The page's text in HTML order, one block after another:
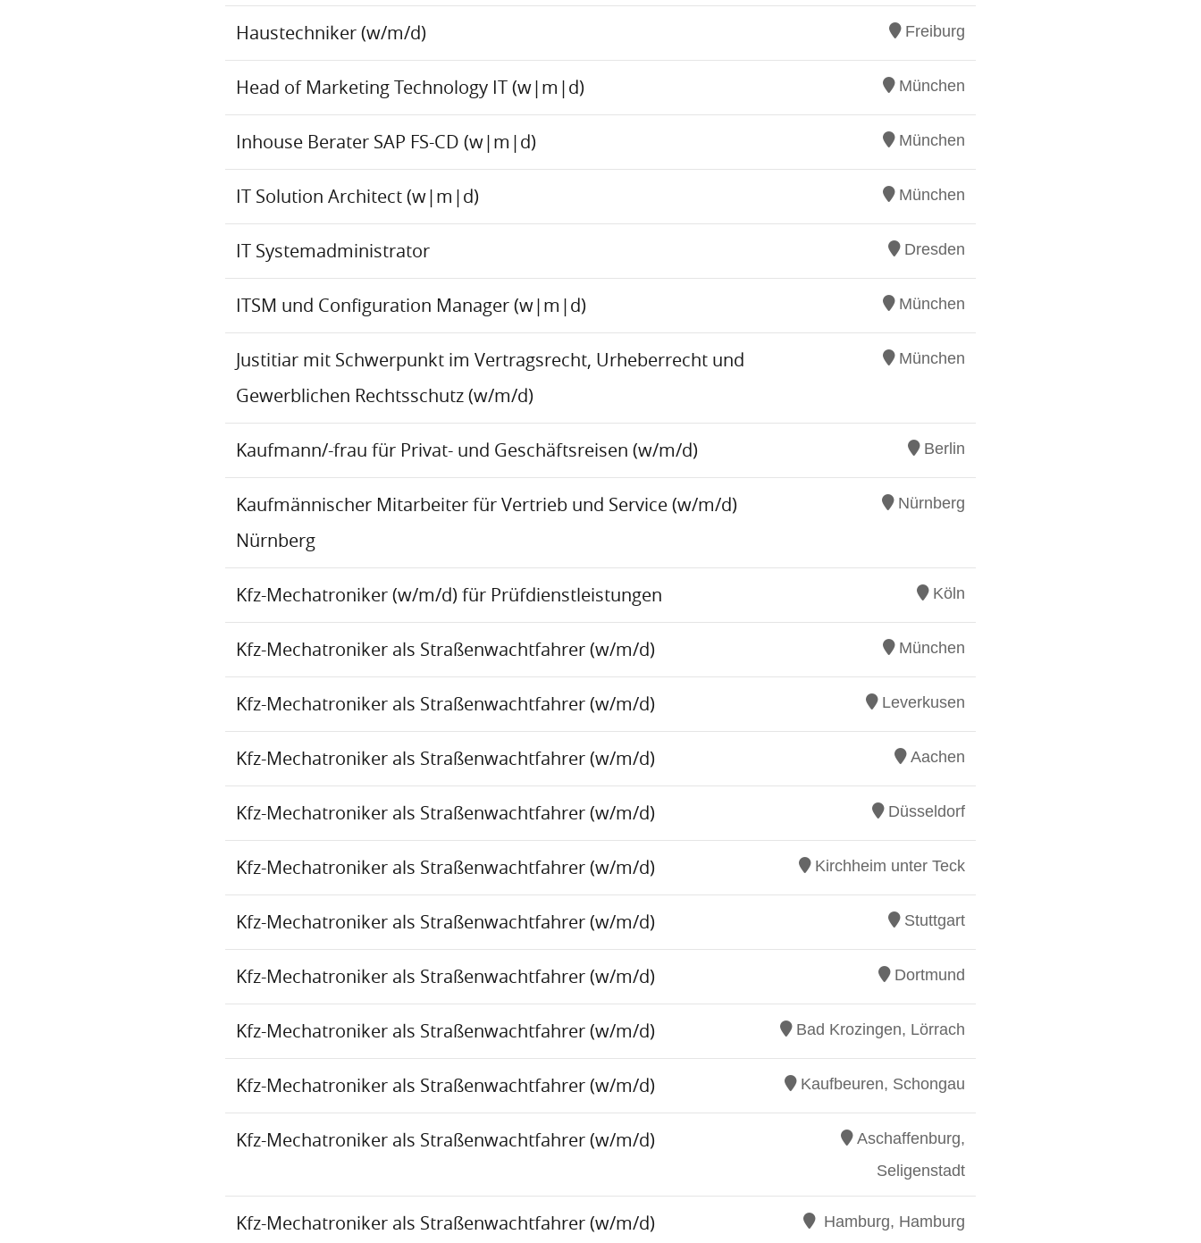
Haustechniker (w/m/d) Freiburg
Head of Marketing Technology IT (w|m|d) München
Inhouse Berater SAP FS-CD (w|m|d) München
IT Solution Architect (w|m|d) München
IT Systemadministrator Dresden
ITSM und Configuration Manager (w|m|d) München
Justitiar mit Schwerpunkt im Vertragsrecht, Urheberrecht und
Gewerblichen Rechtsschutz (w/m/d)
München
Kaufmann/-frau für Privat- und Geschäftsreisen (w/m/d) Berlin
Kaufmännischer Mitarbeiter für Vertrieb und Service (w/m/d)
Nürnberg
Nürnberg
Kfz-Mechatroniker (w/m/d) für Prüfdienstleistungen Köln
Kfz-Mechatroniker als Straßenwachtfahrer (w/m/d) München
Kfz-Mechatroniker als Straßenwachtfahrer (w/m/d) Leverkusen
Kfz-Mechatroniker als Straßenwachtfahrer (w/m/d) Aachen
Kfz-Mechatroniker als Straßenwachtfahrer (w/m/d) Düsseldorf
Kfz-Mechatroniker als Straßenwachtfahrer (w/m/d) Kirchheim unter Teck
Kfz-Mechatroniker als Straßenwachtfahrer (w/m/d) Stuttgart
Kfz-Mechatroniker als Straßenwachtfahrer (w/m/d) Dortmund
Kfz-Mechatroniker als Straßenwachtfahrer (w/m/d) Bad Krozingen, Lörrach
Kfz-Mechatroniker als Straßenwachtfahrer (w/m/d) Kaufbeuren, Schongau
Kfz-Mechatroniker als Straßenwachtfahrer (w/m/d)
Aschaffenburg,
Seligenstadt
Kfz-Mechatroniker als Straßenwachtfahrer (w/m/d) Hamburg, Hamburg